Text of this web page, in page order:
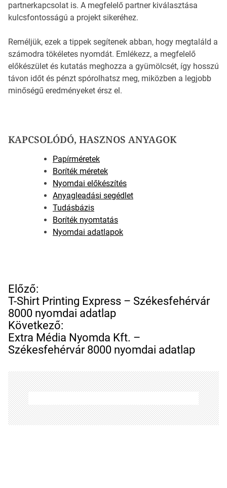
partnerkapcsolat is. A megfelelő partner kiválasztása
kulcsfontosságú a projekt sikeréhez.
Reméljük, ezek a tippek segítenek abban, hogy megtaláld a
számodra tökéletes nyomdát. Emlékezz, a megfelelő
előkészület és kutatás meghozza a gyümölcsét, így hosszú
távon időt és pénzt spórolhatsz meg, miközben a legjobb
minőségű eredményeket érsz el.
KAPCSOLÓDÓ, HASZNOS ANYAGOK
Papírméretek
Boríték méretek
Nyomdai előkészítés
Anyagleadási segédlet
Tudásbázis
Boríték nyomtatás
Nyomdai adatlapok
B
e
j
e
g
y
z
é
s
n
a
v
Előző:
T-Shirt Printing Express – Székesfehérvár
8000 nyomdai adatlap
Következő:
Extra Média Nyomda Kft. –
Székesfehérvár 8000 nyomdai adatlap